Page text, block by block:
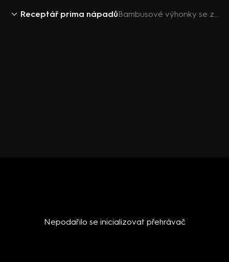
Receptář prima nápadů Bambusové výhonky se zeleninou a kuřecím masem
Nepodařilo se inicializovat přehrávač